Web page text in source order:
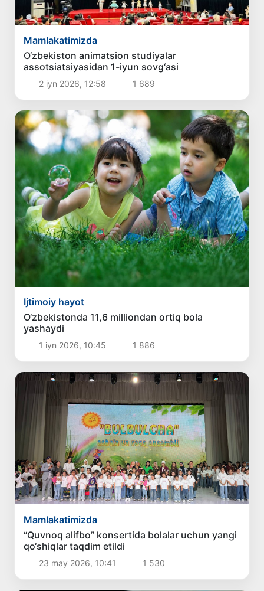
Mamlakatimizda
O‘zbekiston animatsion studiyalar
assotsiatsiyasidan 1-iyun sovg‘asi
2 iyn 2026, 12:58 1 689
Ijtimoiy hayot
O‘zbekistonda 11,6 milliondan ortiq bola
yashaydi
1 iyn 2026, 10:45 1 886
Mamlakatimizda
“Quvnoq alifbo” konsertida bolalar uchun yangi
qo‘shiqlar taqdim etildi
23 may 2026, 10:41 1 530